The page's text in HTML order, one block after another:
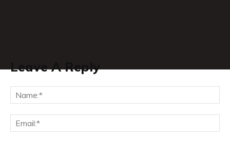
Leave A Reply